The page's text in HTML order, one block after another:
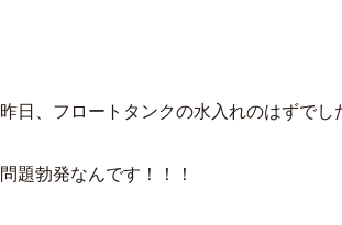
昨日、フロートタンクの水入れのはずでし
問題勃発なんです！！！